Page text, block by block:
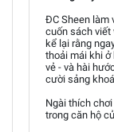
ĐC Sheen làm
cuốn sách viết
kể lại rằng
thoải mái khi ở
vẻ - và hài
cười sảng
Ngài thích
trong căn hộ